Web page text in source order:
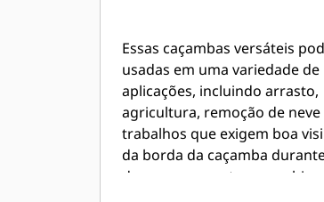
Essas caçambas versáteis
usadas em uma variedade de
aplicações, incluindo arrasto,
agricultura, remoção de neve
trabalhos que exigem boa
da borda da caçamba
descarregamento ou